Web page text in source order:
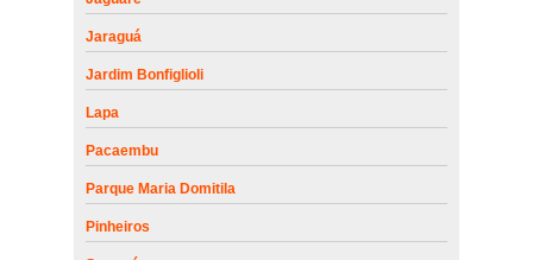
Jaraguá
Jardim Bonfiglioli
Lapa
Pacaembu
Parque Maria Domitila
Pinheiros